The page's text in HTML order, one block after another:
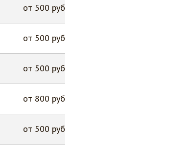
от 500 руб
от 500 руб
от 500 руб
от 800 руб
от 500 руб